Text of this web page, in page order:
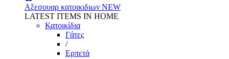
Αξεσουαρ κατοικιδιων NEW
LATEST ITEMS IN HOME
Κατοικίδια
Γάτες
/
Ερπετά